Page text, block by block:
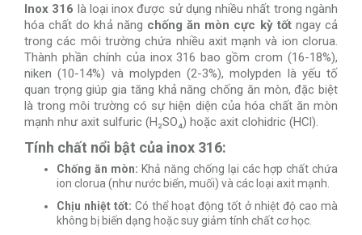
Inox 316 là loại inox được sử dụng nhiều nhất trong ngành
hóa chất do khả năng chống ăn mòn cực kỳ tốtngay cả
trong các môi trường chứa nhiều axit mạnh và ion clorua.
Thành phần chính của inox 316 bao gồm crom (16-18%),
niken (10-14%) và molypden (2-3%), molypden là yếu tố
quan trọng giúp gia tăng khả năng chống ăn mòn, đặc biệt
là trong môi trường có sự hiện diện của hóa chất ăn mòn
mạnh như axit sulfuric (H₂SO₄) hoặc axit clohidric (HCl).
Tính chất nổi bật của inox 316:
Chống ăn mòn: Khả năng chống lại các hợp chất chứa
ion clorua (như nước biển, muối) và các loại axit mạnh.
Chịu nhiệt tốt: Có thể hoạt động tốt ở nhiệt độ cao mà
không bị biến dạng hoặc suy giảm tính chất cơ học.